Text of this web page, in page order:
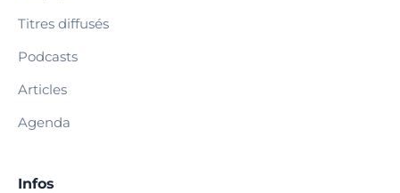
Titres diffusés
Podcasts
Articles
Agenda
Infos